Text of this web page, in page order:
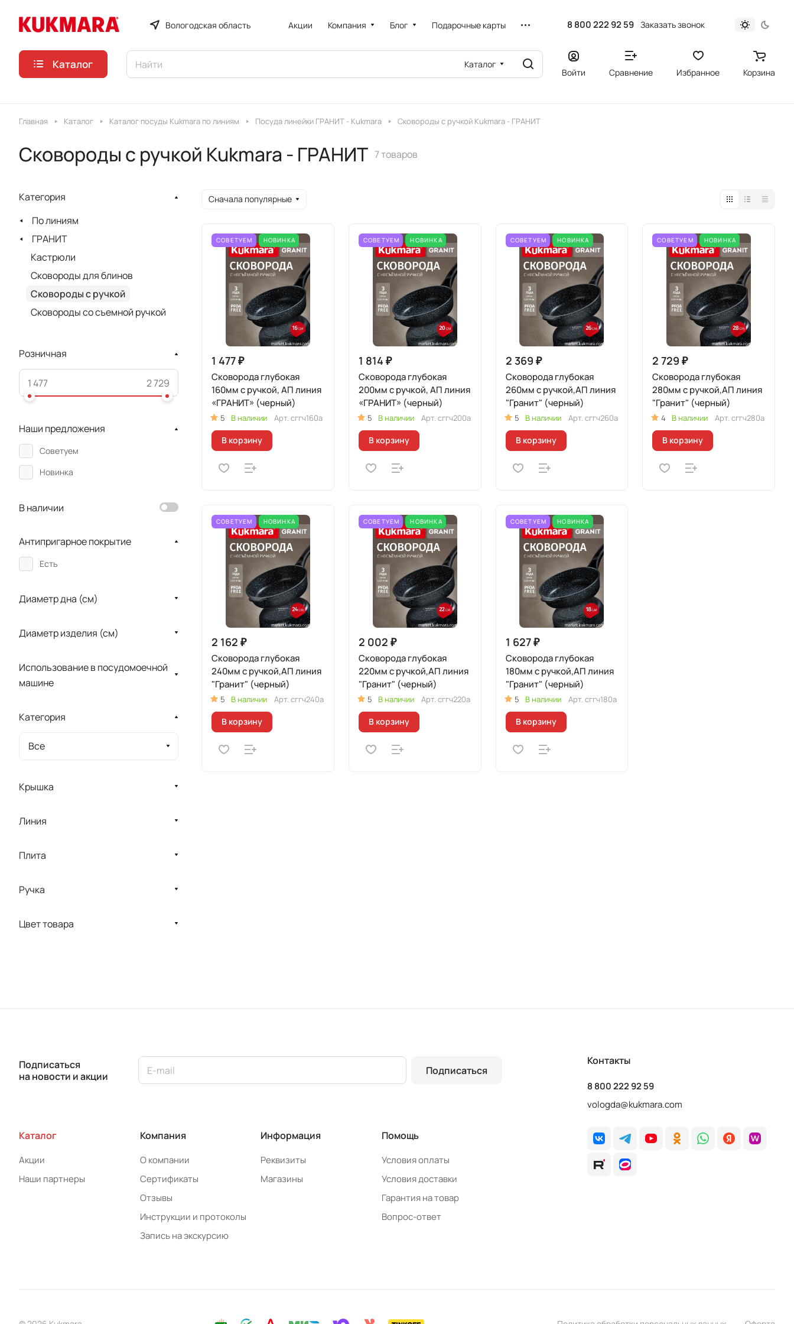
Вологодская область Акции Компания Блог Подарочные карты 8 800 222 92 59 Заказать звонок
Каталог Каталог
Войти Сравнение Избранное Корзина
Главная Каталог Каталог посуды Kukmara по линиям Посуда линейки ГРАНИТ - Kukmara Сковороды с ручкой Kukmara - ГРАНИТ
Сковороды с ручкой Kukmara - ГРАНИТ 7 товаров
Сначала популярные
СОВЕТУЕМ НОВИНКА
1 477 ₽
Сковорода глубокая
160мм с ручкой, АП линия
«ГРАНИТ» (черный)
5 В наличии Арт. сггч160а
В корзину
СОВЕТУЕМ НОВИНКА
1 814 ₽
Сковорода глубокая
200мм с ручкой, АП линия
«ГРАНИТ» (черный)
5 В наличии Арт. сггч200а
В корзину
СОВЕТУЕМ НОВИНКА
2 369 ₽
Сковорода глубокая
260мм с ручкой,АП линия
"Гранит" (черный)
5 В наличии Арт. сггч260а
В корзину
СОВЕТУЕМ НОВИНКА
2 729 ₽
Сковорода глубокая
280мм с ручкой,АП линия
"Гранит" (черный)
4 В наличии Арт.сггч280а
В корзину
СОВЕТУЕМ НОВИНКА
2 162 ₽
Сковорода глубокая
240мм с ручкой,АП линия
"Гранит" (черный)
5 В наличии Арт. сггч240а
В корзину
СОВЕТУЕМ НОВИНКА
2 002 ₽
Сковорода глубокая
220мм с ручкой,АП линия
"Гранит" (черный)
5 В наличии Арт. сггч220а
В корзину
СОВЕТУЕМ НОВИНКА
1 627 ₽
Сковорода глубокая
180мм с ручкой,АП линия
"Гранит" (черный)
5 В наличии Арт. сггч180а
В корзину
Категория
По линиям
ГРАНИТ
Кастрюли
Сковороды для блинов
Сковороды с ручкой
Сковороды со съемной ручкой
Розничная
Наши предложения
Советуем
Новинка
В наличии
Антипригарное покрытие
Есть
Диаметр дна (см)
Диаметр изделия (см)
Использование в посудомоечной
машине
Категория
Все
Крышка
Линия
Плита
Ручка
Цвет товара
Подписаться
на новости и акции
Подписаться
Каталог
Акции
Наши партнеры
Компания
О компании
Сертификаты
Отзывы
Инструкции и протоколы
Запись на экскурсию
Информация
Реквизиты
Магазины
Помощь
Условия оплаты
Условия доставки
Гарантия на товар
Вопрос-ответ
Контакты
8 800 222 92 59
vologda@kukmara.com